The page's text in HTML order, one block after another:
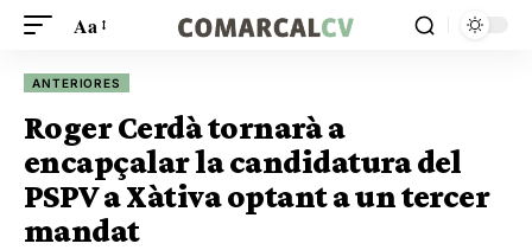
Aa
ANTERIORES
Roger Cerdà tornarà a
encapçalar la candidatura del
PSPV a Xàtiva optant a un tercer
mandat